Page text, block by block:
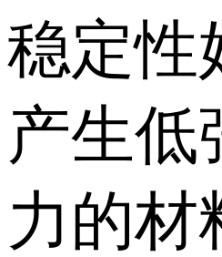
稳定性
产生低
力的材